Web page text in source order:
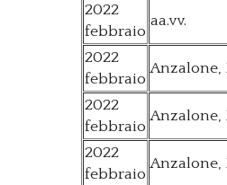
2022
febbraio
aa.vv.
2022
febbraio
Anzalone,
2022
febbraio
Anzalone,
2022
febbraio
Anzalone,